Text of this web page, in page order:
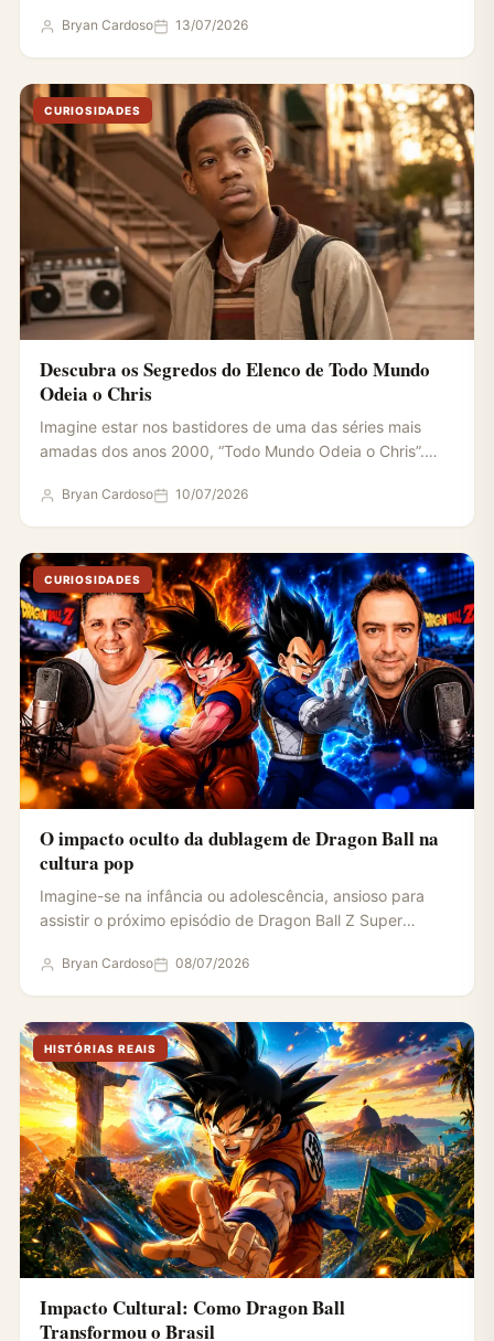
Bryan Cardoso 13/07/2026
CURIOSIDADES
Descubra os Segredos do Elenco de Todo Mundo
Odeia o Chris
Imagine estar nos bastidores de uma das séries mais
amadas dos anos 2000, “Todo Mundo Odeia o Chris”.…
Bryan Cardoso 10/07/2026
CURIOSIDADES
O impacto oculto da dublagem de Dragon Ball na
cultura pop
Imagine-se na infância ou adolescência, ansioso para
assistir o próximo episódio de Dragon Ball Z Super
Bryan Cardoso 08/07/2026
HISTÓRIAS REAIS
Impacto Cultural: Como Dragon Ball
Transformou o Brasil